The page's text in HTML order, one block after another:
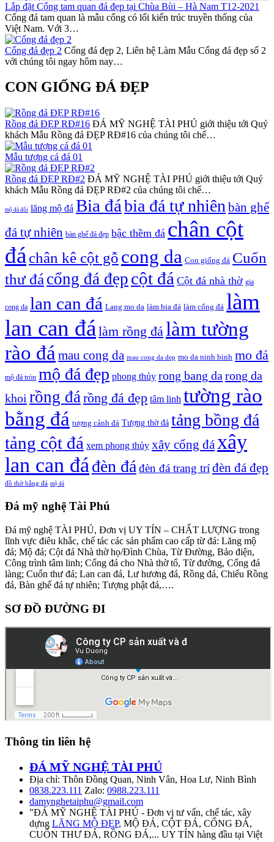
Lắp đặt Cổng tam quan đá đẹp tại Chùa Bùi – Hà Nam T12-2021
Cổng đá tam quan là mẫu cổng có lối kiến trúc truyền thống của
Việt Nam. Với 3…
Cổng đá đẹp 2 Cổng đá đẹp 2, Liên hệ Làm Mẫu Cổng đá đẹp số 2
với chúng tôi ngay hôm nay…
CON GIỐNG ĐÁ ĐẸP
Rồng đá ĐẸP RĐ#16 ĐÁ MỸ NGHỆ TÀI PHÚ giới thiệu tới Quý
khách Mẫu Rồng đá ĐẸP RĐ#16 của chúng tôi chế…
Mẫu tượng cá đá 01
Rồng đá ĐẸP RĐ#2 ĐÁ MỸ NGHỆ TÀI PHÚ giới thiệu tới Quý
khách Mẫu Rồng đá ĐẸP RĐ#2 của chúng tôi chế…
mộ đá đôi lăng mộ đá Bia đábia đá tự nhiênbàn ghế
đá tự nhiên bàn ghế đá đẹp bậc thềm đá chân cột
đáchân kê cột gỗ cong da Con giống đá Cuốn
thư đá cổng đá đẹp cột đá Cột đá nhà thờ gia
cong da lan can đá Lang mo da làm bia đá làm cổng đá làm
lan can đálàm rồng đálàm tường
rào đá mau cong da mau cong da dep mo da ninh binh mo đá
mộ đá tròn mộ đá đẹp phong thủy rong bang da rong da
khoi rồng đárồng đá đẹp tâm linh tường rào
bằng đá tượng cảnh đá Tượng thờ đá tảng bồng đá
tảng cột đá xem phong thủy xây cổng đáxây
lan can đá đèn đáđèn đá trang tríđèn đá đẹp
đồ thờ bằng đá mộ đá
Đá mỹ nghệ Tài Phú
Đá mỹ nghệ TÀI PHÚ, Đơn vị UY TÍN – CHẤT LƯỢNG trong
lĩnh vực điêu khắc, chế tác các sản phẩm cao cấp từ đá: Lăng mộ
đá; Mộ đá; Cột đá Nhà thờ họ/Đình Chùa, Từ Đường, Bảo điện,
Công trình tâm linh; Cổng đá cho Nhà thờ tổ, Từ đường, Cổng đá
làng; Cuốn thư đá; Lan can đá, Lư hương đá, Rồng đá, Chiếu Rồng
đá, Bàn ghế đá tự nhiên; Tượng phật đá,….
SƠ ĐỒ ĐƯỜNG ĐI
Thông tin liên hệ
ĐÁ MỸ NGHỆ TÀI PHÚ
Địa chỉ: Thôn Đồng Quan, Ninh Vân, Hoa Lư, Ninh Bình
0838.223.111 Zalo: 0988.223.111
damynghetaiphu@gmail.com
"ĐÁ MỸ NGHỆ TÀI PHÚ - Đơn vị tư vấn, chế tác, xây
dựng LĂNG MỘ ĐẸP, MỘ ĐÁ, CỘT ĐÁ, CỔNG ĐÁ,
CUỐN THƯ ĐÁ, RỒNG ĐÁ,... UY TÍN hàng đầu tại Việt